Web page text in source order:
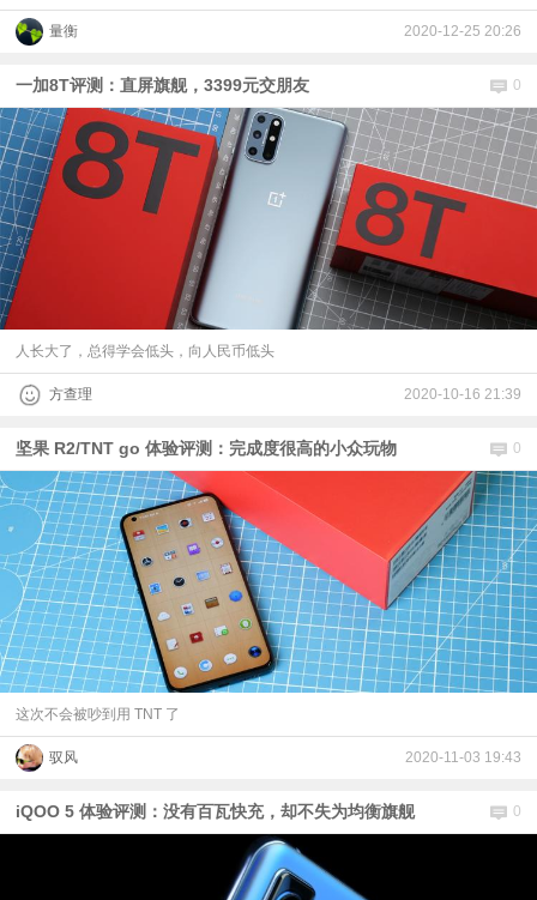
量衡 2020-12-25 20:26
一加8T评测：直屏旗舰，3399元交朋友 0
人长大了，总得学会低头，向人民币低头
方查理 2020-10-16 21:39
坚果 R2/TNT go 体验评测：完成度很高的小众玩物 0
这次不会被吵到用 TNT 了
驭风 2020-11-03 19:43
iQOO 5 体验评测：没有百瓦快充，却不失为均衡旗舰 0